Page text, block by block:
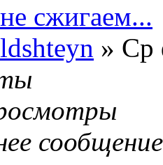
сжигаем...
» Ср